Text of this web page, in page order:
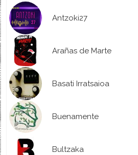
Antzoki27
Arañas de Marte
Basati Irratsaioa
Buenamente
Bultzaka